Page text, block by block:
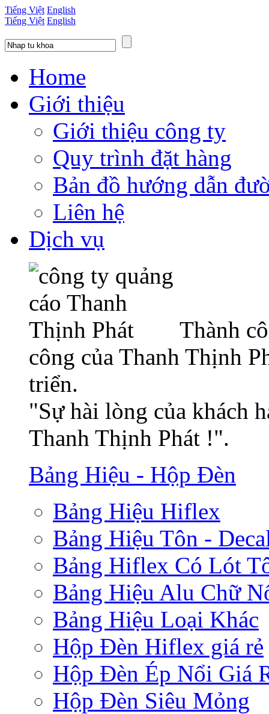
Tiếng Việt English
Tiếng Việt English
Home
Giới thiệu
Giới thiệu công ty
Quy trình đặt hàng
Bản đồ hướng dẫn
Liên hệ
Dịch vụ
Thành
công của Thanh Thịnh
triển.
"Sự hài lòng của khách
Thanh Thịnh Phát !".
Bảng Hiệu - Hộp Đèn
Bảng Hiệu Hiflex
Bảng Hiệu Tôn -
Bảng Hiflex Có Lót
Bảng Hiệu Alu Chữ
Bảng Hiệu Loại Khác
Hộp Đèn Hiflex giá rẻ
Hộp Đèn Ép Nổi Giá
Hộp Đèn Siêu Mỏng